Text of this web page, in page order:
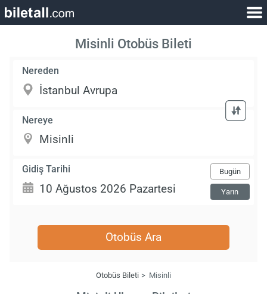
Misinli Otobüs Bileti
Nereden
Nereye
Gidiş Tarihi Bugün
Yarın
Otobüs Ara
Otobüs Bileti Misinli